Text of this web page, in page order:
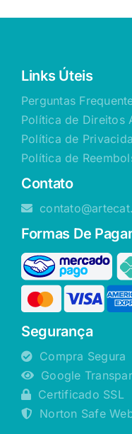
Links Úteis
Perguntas
Política de Direitos
Política de
Política de
Contato
Formas De
Segurança
Compra Segura
Google
Certificado SSL
Norton Safe